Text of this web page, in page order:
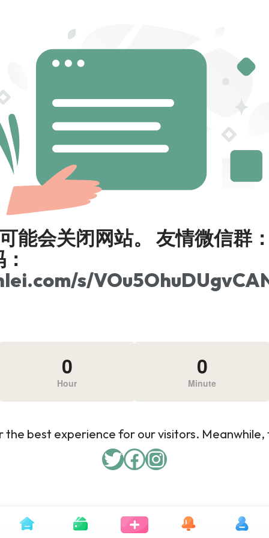
能会关闭网站。 友情微信群
s/
0
Hour
0
Minute
best experience for our visitors. Meanwhile,